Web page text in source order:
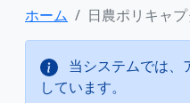
ホーム 日農ポリキャ
当システムでは、
しています。